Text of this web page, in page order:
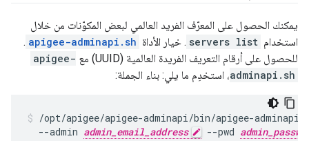
يمكنك الحصول على المعرّف الفريد العالمي لبعض المكوّنات من خلال
استخدام servers list . خيار الأداة apigee-adminapi.sh
.
للحصول على أرقام التعريف الفريدة العالمية (UUID) مع
apigee-
adminapi.sh، استخدِم ما يلي: بناء الجملة:
/opt/apigee/apigee-adminapi/bin/apigee-
  --admin
admin_email_address --pwd